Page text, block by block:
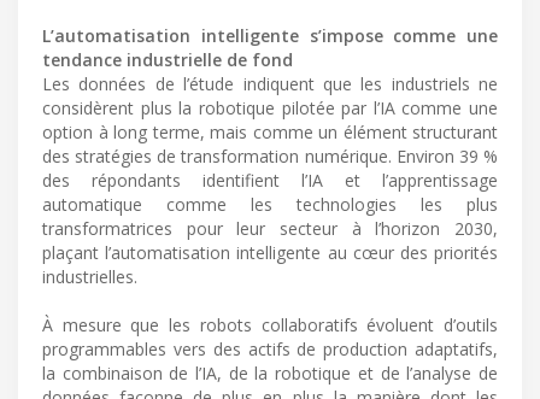
L’automatisation intelligente s’impose comme une
tendance industrielle de fond
Les données de l’étude indiquent que les industriels ne
considèrent plus la robotique pilotée par l’IA comme une
option à long terme, mais comme un élément structurant
des stratégies de transformation numérique. Environ 39 %
des répondants identifient l’IA et l’apprentissage
automatique comme les technologies les plus
transformatrices pour leur secteur à l’horizon 2030,
plaçant l’automatisation intelligente au cœur des priorités
industrielles.
À mesure que les robots collaboratifs évoluent d’outils
programmables vers des actifs de production adaptatifs,
la combinaison de l’IA, de la robotique et de l’analyse de